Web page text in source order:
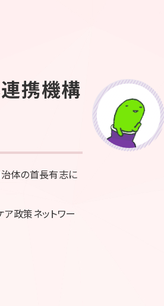
携機構
体の首長有志に
政策ネットワー